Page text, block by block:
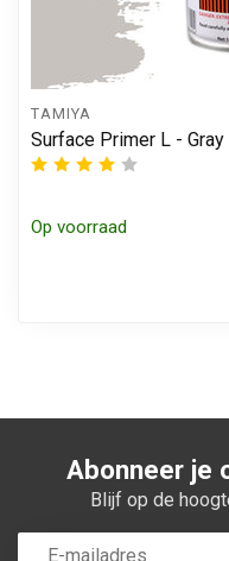
TAMIYA
Surface Primer L -
Op voorraad
Abonneer je
Blijf op de